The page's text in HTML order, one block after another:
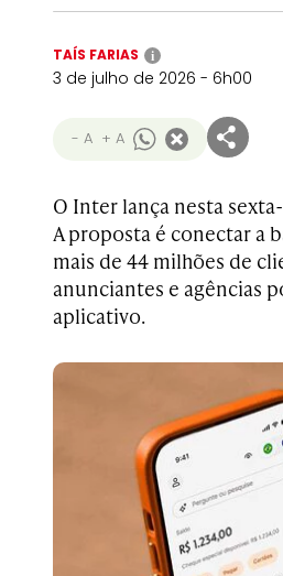
TAÍS FARIAS i
3 de julho de 2026 - 6h00
- A + A
O Inter lança nesta
A proposta é conectar a
mais de 44 milhões de
anunciantes e agências
aplicativo.